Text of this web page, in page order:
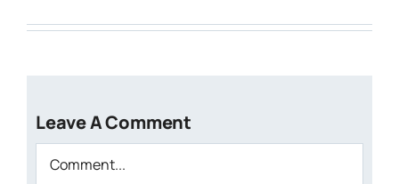
Leave A Comment
Comment